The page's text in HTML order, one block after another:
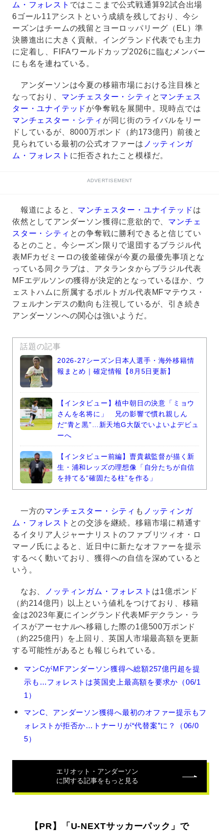
ム・フォレスト ではここまで公式戦通算92試合出場
6ゴール11アシストという成績を残しており、今シ
ーズンはチームの残留とヨーロッパリーグ（EL）準
決勝進出に大きく貢献。イングランド代表でも主力
に定着し、FIFAワールドカップ2026に臨むメンバー
にも名を連ねている。
アンダーソンは今夏の移籍市場における注目株と
なっており、 マンチェスター・シティ と マンチェス
ター・ユナイテッド が争奪戦を展開中。現時点では
マンチェスター・シティ が同じ街のライバルをリー
ドしているが、8000万ポンド（約173億円）前後と
見られている最初の公式オファーは ノッティンガ
ム・フォレスト に拒否されたこと模様だ。
ADVERTISEMENT
報道によると、 マンチェスター・ユナイテッド は
依然としてアンダーソン獲得に意欲的で、 マンチェ
スター・シティ との争奪戦に勝利できると信じてい
るとのこと。今シーズン限りで退団するブラジル代
表MFカゼミーロの後釜確保が今夏の最優先事項とな
っている同クラブは、アタランタからブラジル代表
MFエデルソンの獲得が決定的となっているほか、ウ
ェストハムに所属するポルトガル代表MFマテウス・
フェルナンデスの動向も注視しているが、引き続き
アンダーソンへの関心は強いようだ。
話題の記事
2026-27シーズン日本人選手・海外移籍情
報まとめ｜確定情報【8月5日更新】
【インタビュー】植中朝日の決意「ミョウ
さんを名将に」 兄の影響で慣れ親しん
だ“青と黒”…新天地G大阪でいよいよデビュ
ーへ
【インタビュー前編】曺貴裁監督が描く新
生・浦和レッズの理想像「自分たちが自信
を持てる“確固たる柱”を作る」
一方のマンチェスター・シティ も ノッティンガ
ム・フォレスト との交渉を継続。移籍市場に精通す
るイタリア人ジャーナリストのファブリツィオ・ロ
マーノ氏によると、近日中に新たなオファーを提示
するべく動いており、獲得への自信を深めていると
いう。
なお、 ノッティンガム・フォレスト は1億ポンド
（約214億円）以上という値札をつけており、移籍
金は2023年夏にイングランド代表MFデクラン・ラ
イスがアーセナルへ移籍した際の1億500万ポンド
（約225億円）を上回り、英国人市場最高額を更新
する可能性があるとも報じられている。
エ
ア
連
マンCがMFアンダーソン獲得へ総額257億円超を提
示も…フォレストは英国史上最高額を要求か（06/1
1）
マンC、アンダーソン獲得へ最初のオファー提示もフ
ォレストが拒否か…トナーリが“代替案”に？（06/0
5）
エリオット・アンダーソン
に関する記事をもっと見る
【PR】「U-NEXTサッカーパック」で